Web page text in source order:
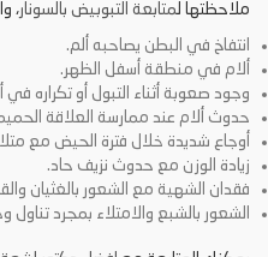
ملاحظتها لمتابعة التبوبيض بالسونار،
انتفاخ في البطن يصاحبه ألم.
ألام في منطقة أسفل الظهر.
وجود صعوبة أثناء التبول أو تكراره في
حدوث ألام عند ممارسة العلاقة
أوجاع شديدة خلال فترة الحيض مع
زيادة الوزن مع حدوث نزيف حاد.
فقدان الشهية مع الشعور بالغثيان
الشعور بالشبع والامتلاء بمجرد